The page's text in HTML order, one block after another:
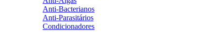
Anti-Bacterianos
Anti-Parasitários
Condicionadores